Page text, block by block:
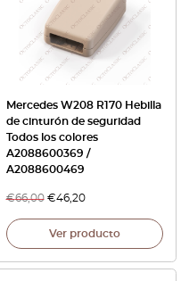
Mercedes W208 R170 Hebilla
de cinturón de seguridad
Todos los colores
A2088600369 /
A2088600469
€66,00 €46,20
Ver producto